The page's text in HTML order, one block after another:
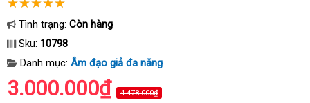
Tình trạng: Còn hàng
Sku: 10798
Danh mục: Âm đạo giả đa năng
3.000.000₫ 4.478.000₫